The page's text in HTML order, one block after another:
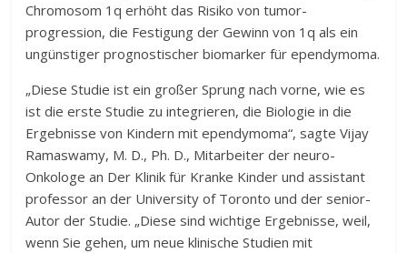
Chromosom 1q erhöht das Risiko von tumor-
progression, die Festigung der Gewinn von 1q als ein
ungünstiger prognostischer biomarker für ependymoma.
„Diese Studie ist ein großer Sprung nach vorne, wie es
ist die erste Studie zu integrieren, die Biologie in die
Ergebnisse von Kindern mit ependymoma“, sagte Vijay
Ramaswamy, M. D., Ph. D., Mitarbeiter der neuro-
Onkologe an Der Klinik für Kranke Kinder und assistant
professor an der University of Toronto und der senior-
Autor der Studie. „Diese sind wichtige Ergebnisse, weil,
wenn Sie gehen, um neue klinische Studien mit